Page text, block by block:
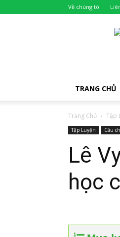
Về chúng tôi
TRANG CHỦ
Trang Chủ Tập
Tập Luyện Câu
Lê
học